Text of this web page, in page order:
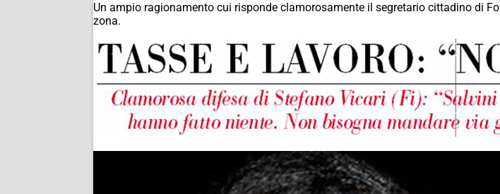
Un ampio ragionamento cui risponde clamorosamente il segretario cittadino di
zona.